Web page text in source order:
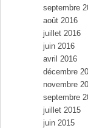
septembre
août 2016
juillet 2016
juin 2016
avril 2016
décembre
novembre
septembre
juillet 2015
juin 2015